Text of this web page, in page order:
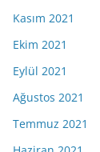
Kasım 2021
Ekim 2021
Eylül 2021
Ağustos 2021
Temmuz 2021